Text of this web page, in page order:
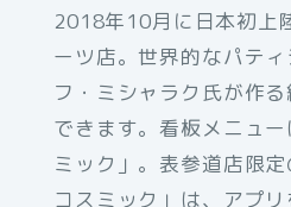
2018年10月に日本初上
ーツ店。世界的なパテ
フ・ミシャラク氏が作
できます。看板メニュ
ミック」。表参道店限
コスミック」は、アプ